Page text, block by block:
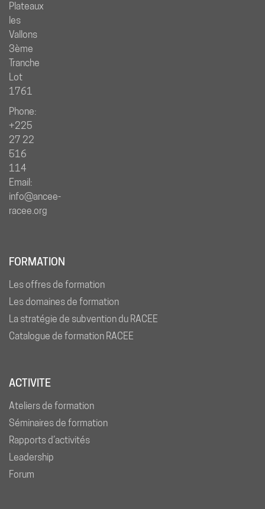
Plateaux
les
Vallons
3ème
Tranche
Lot
1761
Phone:
+225
27 22
516
114
Email:
info@ancee-
racee.org
FORMATION
Les offres de formation
Les domaines de formation
La stratégie de subvention du RACEE
Catalogue de formation RACEE
ACTIVITE
Ateliers de formation
Séminaires de formation
Rapports d’activités
Leadership
Forum